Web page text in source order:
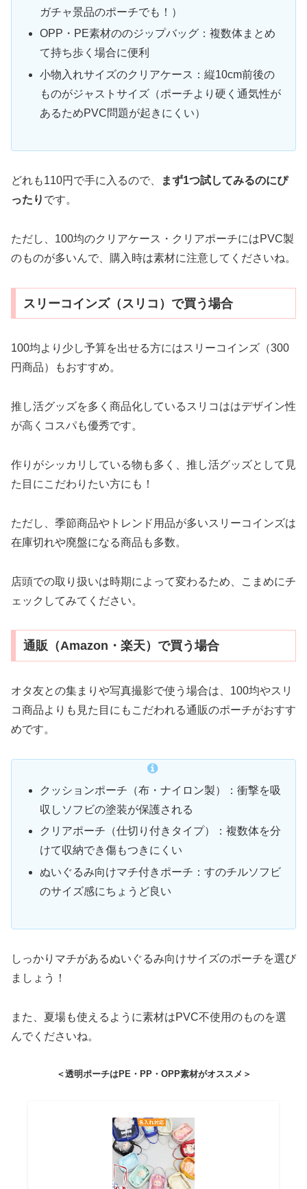
ガチャ景品のポーチでも！）
OPP・PE素材ののジップバッグ：複数体まとめ
て持ち歩く場合に便利
小物入れサイズのクリアケース：縦10cm前後の
ものがジャストサイズ（ポーチより硬く通気性が
あるためPVC問題が起きにくい）
どれも110円で手に入るので、
まず1つ試してみるのにぴ
ったり です。
ただし、100均のクリアケース・クリアポーチにはPVC製
のものが多いんで、購入時は素材に注意してくださいね。
スリーコインズ（スリコ）で買う場合
100均より少し予算を出せる方にはスリーコインズ（300
円商品）もおすすめ。
推し活グッズを多く商品化しているスリコははデザイン性
が高くコスパも優秀です。
作りがシッカリしている物も多く、推し活グッズとして見
た目にこだわりたい方にも！
ただし、季節商品やトレンド用品が多いスリーコインズは
在庫切れや廃盤になる商品も多数。
店頭での取り扱いは時期によって変わるため、こまめにチ
ェックしてみてください。
通販（Amazon・楽天）で買う場合
オタ友との集まりや写真撮影で使う場合は、100均やスリ
コ商品よりも見た目にもこだわれる通販のポーチがおすす
めです。
クッションポーチ（布・ナイロン製）：衝撃を吸
収しソフビの塗装が保護される
クリアポーチ（仕切り付きタイプ）：複数体を分
けて収納でき傷もつきにくい
ぬいぐるみ向けマチ付きポーチ：すのチルソフビ
のサイズ感にちょうど良い
しっかりマチがあるぬいぐるみ向けサイズのポーチを選び
ましょう！
また、夏場も使えるように素材はPVC不使用のものを選
んでくださいね。
＜透明ポーチはPE・PP・OPP素材がオススメ＞